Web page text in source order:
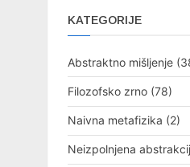
KATEGORIJE
Abstraktno mišljenje
Filozofsko zrno (78)
Naivna metafizika (2)
Neizpolnjena